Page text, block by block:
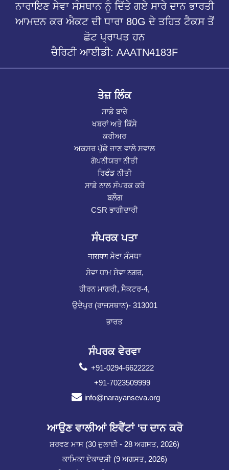
ਨਾਰਾਇਣ ਸੇਵਾ ਸੰਸਥਾਨ ਨੂੰ ਦਿੱਤੇ ਗਏ ਸਾਰੇ ਦਾਨ ਭਾਰਤੀ
ਆਮਦਨ ਕਰ ਐਕਟ ਦੀ ਧਾਰਾ 80G ਦੇ ਤਹਿਤ ਟੈਕਸ ਤੋਂ
ਛੋਟ ਪ੍ਰਾਪਤ ਹਨ
ਚੈਰਿਟੀ ਆਈਡੀ: AAATN4183F
ਤੇਜ਼ ਲਿੰਕ
ਸਾਡੇ ਬਾਰੇ
ਖਬਰਾਂ ਅਤੇ ਕਿੱਸੇ
ਕਰੀਅਰ
ਅਕਸਰ ਪੁੱਛੇ ਜਾਣ ਵਾਲੇ ਸਵਾਲ
ਗੋਪਨੀਯਤਾ ਨੀਤੀ
ਰਿਫੰਡ ਨੀਤੀ
ਸਾਡੇ ਨਾਲ ਸੰਪਰਕ ਕਰੋ
ਬਲੌਗ
CSR ਭਾਗੀਦਾਰੀ
ਸੰਪਰਕ ਪਤਾ
नारायण ਸੇਵਾ ਸੰਸਥਾ
ਸੇਵਾ ਧਾਮ ਸੇਵਾ ਨਗਰ,
ਹੀਰਨ ਮਾਗਰੀ, ਸੈਕਟਰ-4,
ਉਦੈਪੁਰ (ਰਾਜਸਥਾਨ)- 313001
ਭਾਰਤ
ਸੰਪਰਕ ਵੇਰਵਾ
+91-0294-6622222
+91-7023509999
info@narayanseva.org
ਆਉਣ ਵਾਲੀਆਂ ਇਵੈਂਟਾਂ 'ਚ ਦਾਨ ਕਰੋ
ਸ਼ਰਵਣ ਮਾਸ (30 ਜੁਲਾਈ - 28 ਅਗਸਤ, 2026)
ਕਾਮਿਕਾ ਏਕਾਦਸ਼ੀ (9 ਅਗਸਤ, 2026)